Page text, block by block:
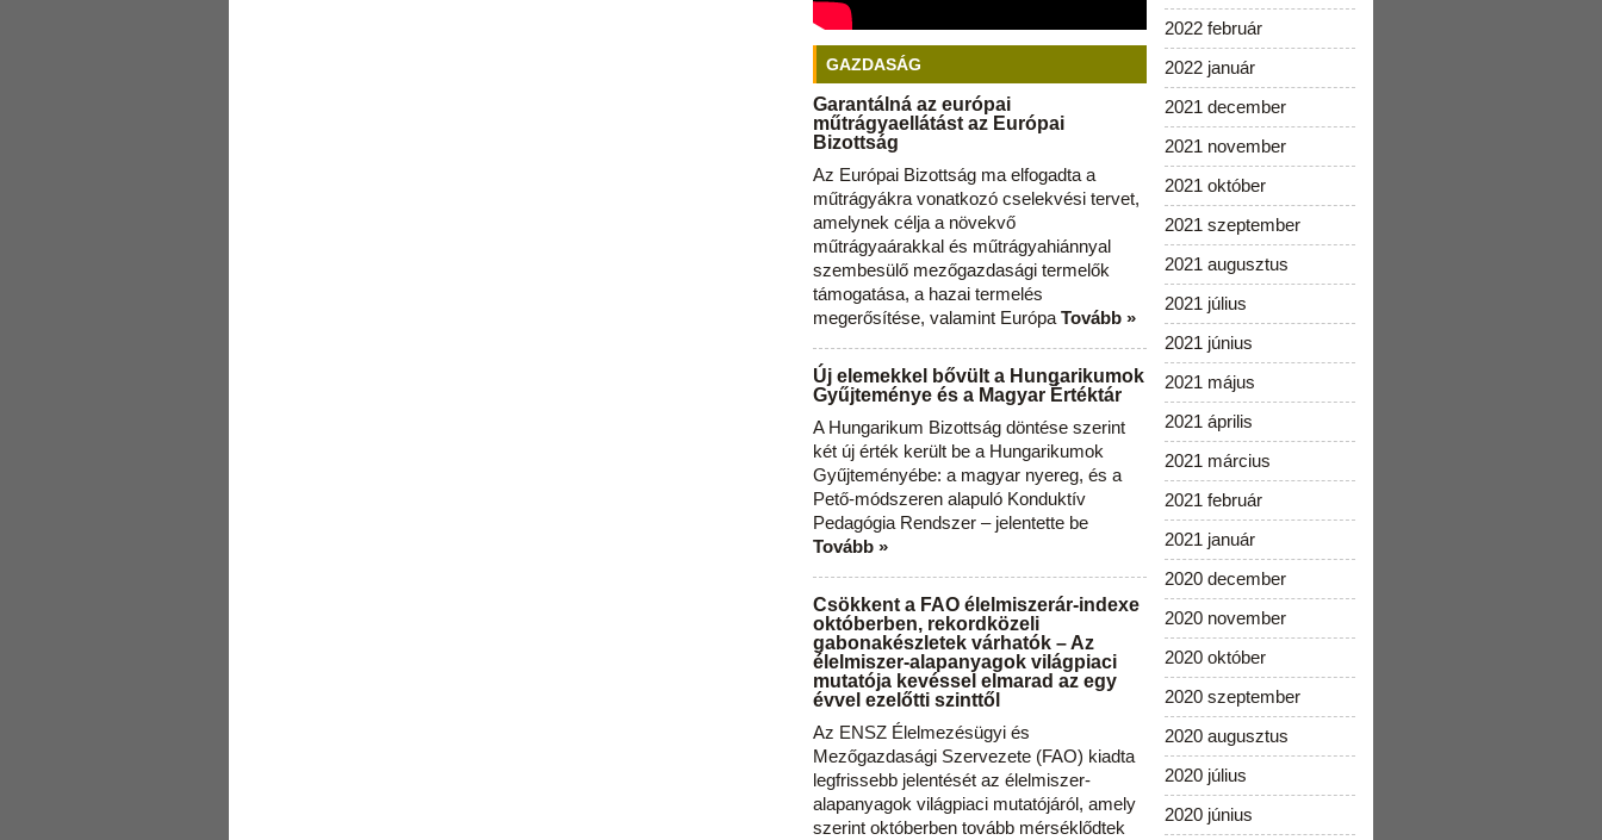
GAZDASÁG
Garantálná az európai
műtrágyaellátást az Európai
Bizottság
Az Európai Bizottság ma elfogadta a
műtrágyákra vonatkozó cselekvési tervet,
amelynek célja a növekvő
műtrágyaárakkal és műtrágyahiánnyal
szembesülő mezőgazdasági termelők
támogatása, a hazai termelés
megerősítése, valamint Európa Tovább »
Új elemekkel bővült a Hungarikumok
Gyűjteménye és a Magyar Értéktár
A Hungarikum Bizottság döntése szerint
két új érték került be a Hungarikumok
Gyűjteményébe: a magyar nyereg, és a
Pető-módszeren alapuló Konduktív
Pedagógia Rendszer – jelentette be
Tovább »
Csökkent a FAO élelmiszerár-indexe
októberben, rekordközeli
gabonakészletek várhatók – Az
élelmiszer-alapanyagok világpiaci
mutatója kevéssel elmarad az egy
évvel ezelőtti szinttől
Az ENSZ Élelmezésügyi és
Mezőgazdasági Szervezete (FAO) kiadta
legfrissebb jelentését az élelmiszer-
alapanyagok világpiaci mutatójáról, amely
szerint októberben tovább mérséklődtek
2022 február
2022 január
2021 december
2021 november
2021 október
2021 szeptember
2021 augusztus
2021 július
2021 június
2021 május
2021 április
2021 március
2021 február
2021 január
2020 december
2020 november
2020 október
2020 szeptember
2020 augusztus
2020 július
2020 június